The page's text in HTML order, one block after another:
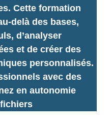
Cette formation
delà des bases,
d’analyser
et de créer des
personnalisés.
avec des
en autonomie